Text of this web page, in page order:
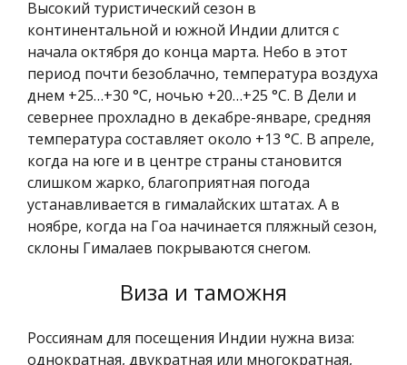
Высокий туристический сезон в
континентальной и южной Индии длится с
начала октября до конца марта. Небо в этот
период почти безоблачно, температура воздуха
днем +25…+30 °C, ночью +20…+25 °C. В Дели и
севернее прохладно в декабре-январе, средняя
температура составляет около +13 °C. В апреле,
когда на юге и в центре страны становится
слишком жарко, благоприятная погода
устанавливается в гималайских штатах. А в
ноябре, когда на Гоа начинается пляжный сезон,
склоны Гималаев покрываются снегом.
Виза и таможня
Россиянам для посещения Индии нужна виза:
однократная, двукратная или многократная,